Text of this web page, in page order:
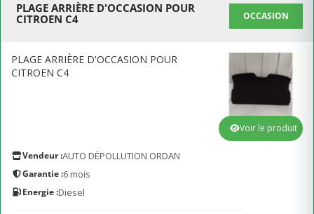
PLAGE ARRIÈRE D'OCCASION POUR
CITROEN C4
OCCASION
PLAGE ARRIÈRE D'OCCASION POUR
CITROEN C4
Vendeur :AUTO DÉPOLLUTION ORDAN
Garantie :6 mois
Energie :Diesel
Voir le produit